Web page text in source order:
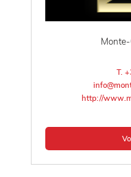
T.
http://